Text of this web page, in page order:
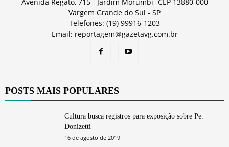
Vargem Grande do Sul - SP
Telefones: (19) 99916-1203
Email: reportagem@gazetavg.com.br
POSTS MAIS POPULARES
Cultura busca registros para exposição sobre Pe.
Donizetti
16 de agosto de 2019